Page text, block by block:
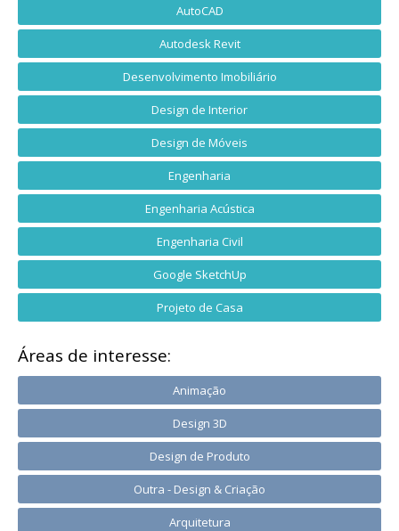
AutoCAD
Autodesk Revit
Desenvolvimento Imobiliário
Design de Interior
Design de Móveis
Engenharia
Engenharia Acústica
Engenharia Civil
Google SketchUp
Projeto de Casa
Áreas de interesse:
Animação
Design 3D
Design de Produto
Outra - Design & Criação
Arquitetura